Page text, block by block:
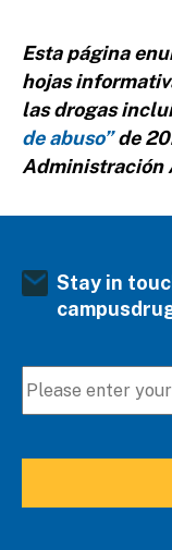
Esta página
hojas
las drogas
de abuso”de
Administración
Stay in